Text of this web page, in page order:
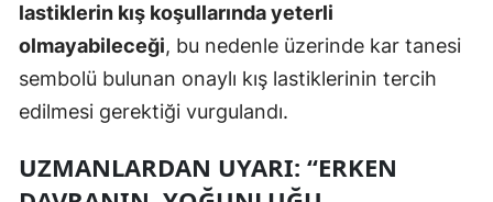
lastiklerin kış koşullarında yeterli
olmayabileceği, bu nedenle üzerinde kar tanesi
sembolü bulunan onaylı kış lastiklerinin tercih
edilmesi gerektiği vurgulandı.
UZMANLARDAN UYARI: “ERKEN